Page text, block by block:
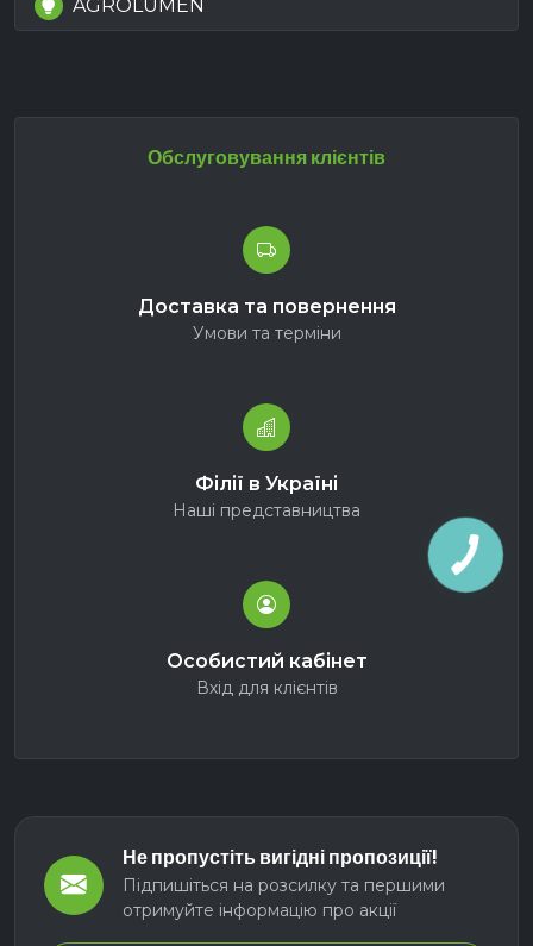
AGROLUMEN
Обслуговування клієнтів
Доставка та повернення
Умови та терміни
Філії в Україні
Наші представництва
Особистий кабінет
Вхід для клієнтів
Не пропустіть вигідні пропозиції!
Підпишіться на розсилку та першими
отримуйте інформацію про акції